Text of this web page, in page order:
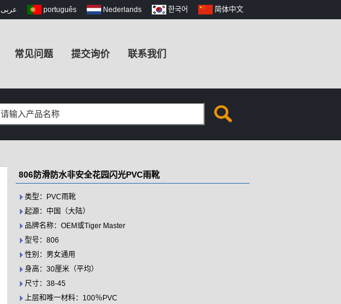
عربى português Nederlands 한국어 简体中文
常见问题 提交询价 联系我们
806防滑防水非安全花园闪光PVC雨靴
类型：PVC雨靴
起源：中国（大陆）
品牌名称：OEM或Tiger Master
型号：806
性别：男女通用
身高：30厘米（平均）
尺寸：38-45
上层和唯一材料：100％PVC